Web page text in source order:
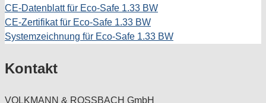
CE-Datenblatt für Eco-Safe 1.33 BW
CE-Zertifikat für Eco-Safe 1.33 BW
Systemzeichnung für Eco-Safe 1.33 BW
Kontakt
VOLKMANN & ROSSBACH GmbH